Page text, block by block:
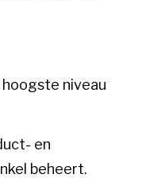
niveau
en
beheert.